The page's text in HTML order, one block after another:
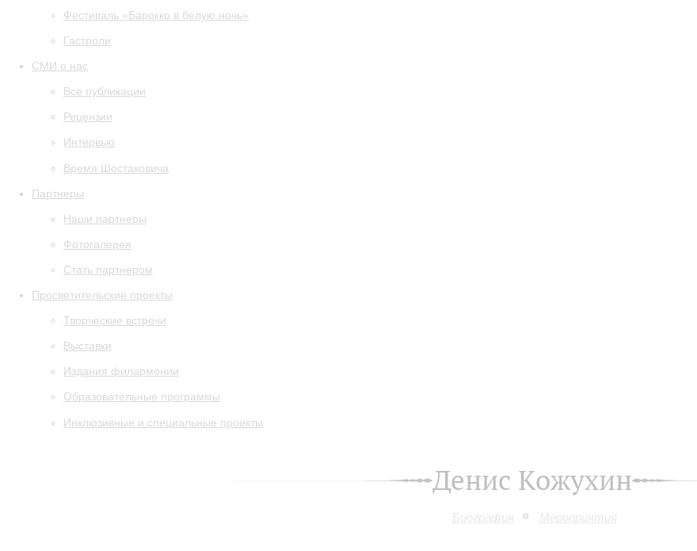
Фестиваль «Барокко в белую ночь»
Гастроли
СМИ о нас
Все публикации
Рецензии
Интервью
Время Шостаковича
Партнеры
Наши партнеры
Фотогалерея
Стать партнером
Просветительские проекты
Творческие встречи
Выставки
Издания филармонии
Образовательные программы
Инклюзивные и специальные проекты
Денис Кожухин
Биография Мероприятия